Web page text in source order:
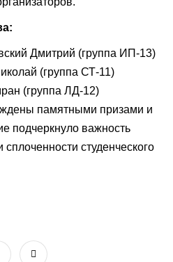
Дмитрий (группа ИП-13)
(группа СТ-11)
(группа ЛД-12)
памятными призами и
подчеркнуло важность
студенческого